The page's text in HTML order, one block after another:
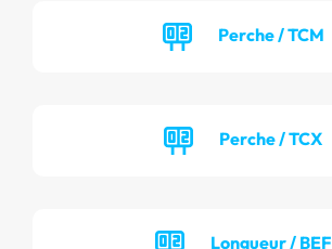
Perche / TCM
Perche / TCX
Longueur / BEF